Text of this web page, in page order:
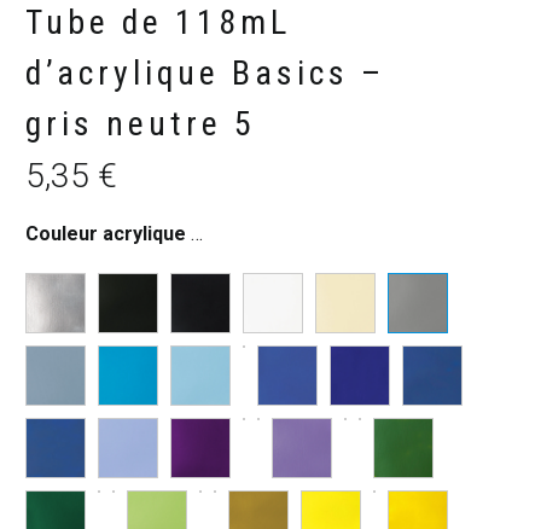
Tube de 118mL
d’acrylique Basics –
gris neutre 5
5,35 €
Couleur acrylique Basics